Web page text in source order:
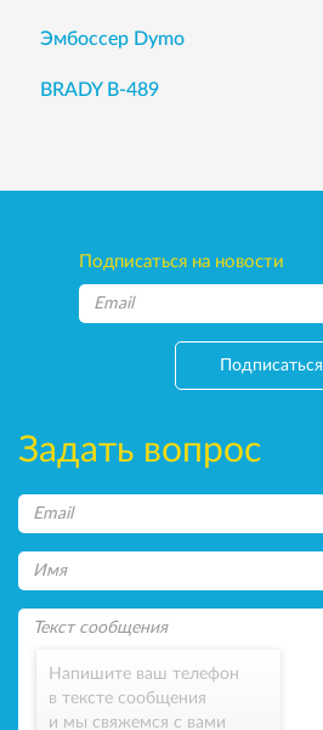
Эмбоссер Dymo
BRADY B-489
Подписаться на новости
Подписаться
Задать вопрос
Напишите ваш телефон
в тексте сообщения
и мы свяжемся с вами